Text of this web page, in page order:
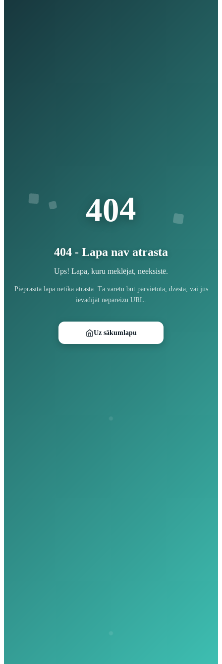
404
404 - Lapa nav atrasta
Ups! Lapa, kuru meklējat, neeksistē.
Pieprasītā lapa netika atrasta. Tā varētu būt pārvietota, dzēsta, vai jūs
ievadījāt nepareizu URL.
Uz sākumlapu